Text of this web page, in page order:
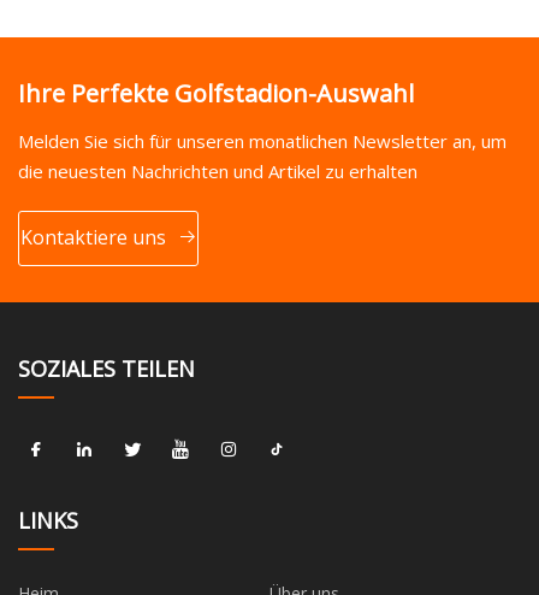
Ihre Perfekte Golfstadion-Auswahl
Melden Sie sich für unseren monatlichen Newsletter an, um
die neuesten Nachrichten und Artikel zu erhalten
Kontaktiere uns
SOZIALES TEILEN
LINKS